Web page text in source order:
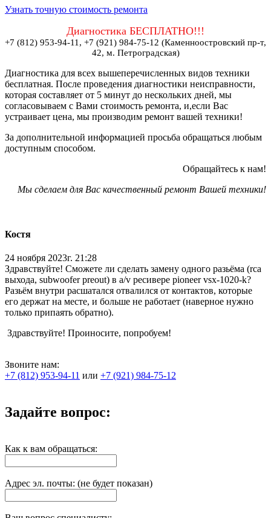
Узнать точную стоимость ремонта
Диагностика БЕСПЛАТНО!!!
+7 (812) 953-94-11, +7 (921) 984-75-12 (Каменноостровский пр-т,
42, м. Петроградская)
Диагностика для всех вышеперечисленных видов техники
бесплатная. После проведения диагностики неисправности,
которая составляет от 5 минут до нескольких дней, мы
согласовываем с Вами стоимость ремонта, и,если Вас
устраивает цена, мы производим ремонт вашей техники!
За дополнительной информацией просьба обращаться любым
доступным способом.
Обращайтесь к нам!
Мы сделаем для Вас качественный ремонт Вашей техники!
Костя
24 ноября 2023г. 21:28
Здравствуйте! Сможете ли сделать замену одного разьёма (rca
выхода, subwoofer preout) в a/v ресивере pioneer vsx-1020-k?
Разьём внутри расшатался отвалился от контактов, которые
его держат на месте, и больше не работает (наверное нужно
только припаять обратно).
Здравствуйте! Проиносите, попробуем!
Звоните нам:
+7 (812) 953-94-11 или +7 (921) 984-75-12
Задайте вопрос:
Как к вам обращаться:
Адрес эл. почты: (не будет показан)